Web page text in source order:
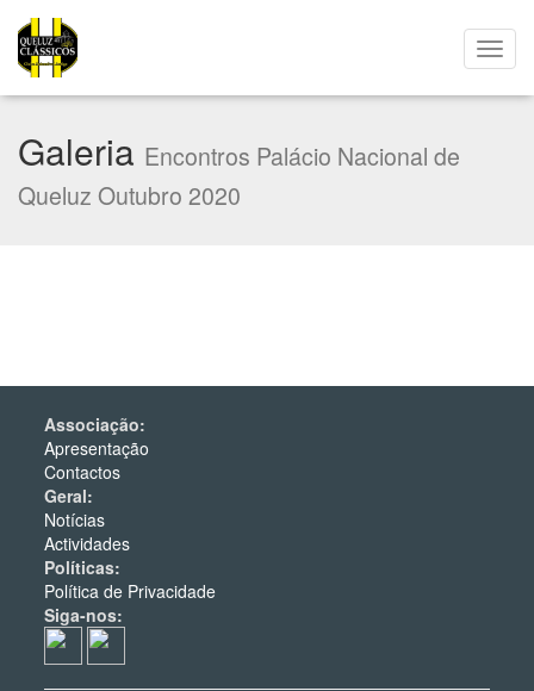
Galeria Encontros Palácio Nacional de
Queluz Outubro 2020
Associação:
Apresentação
Contactos
Geral:
Notícias
Actividades
Políticas:
Política de Privacidade
Siga-nos: